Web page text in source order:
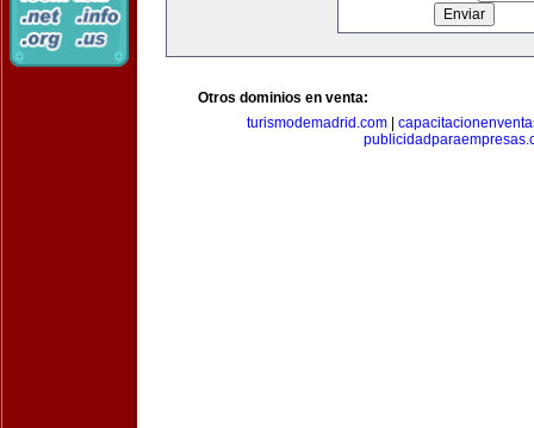
Otros dominios en venta:
turismodemadrid.com|